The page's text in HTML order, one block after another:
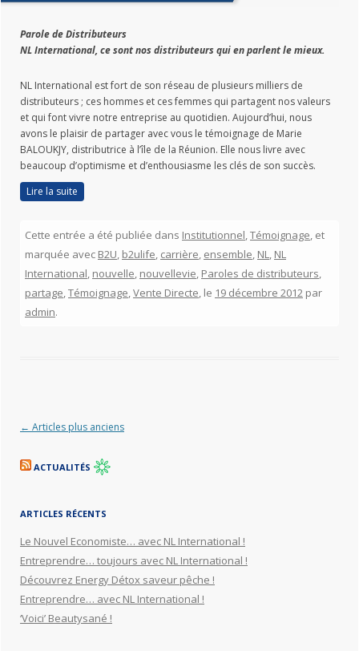
Parole de Distributeurs
NL International, ce sont nos distributeurs qui en parlent le mieux.
NL International est fort de son réseau de plusieurs milliers de
distributeurs ; ces hommes et ces femmes qui partagent nos valeurs
et qui font vivre notre entreprise au quotidien. Aujourd’hui, nous
avons le plaisir de partager avec vous le témoignage de Marie
BALOUKJY, distributrice à l’île de la Réunion. Elle nous livre avec
beaucoup d’optimisme et d’enthousiasme les clés de son succès.
Lire la suite
Cette entrée a été publiée dans Institutionnel,Témoignage, et
marquée avec B2U, b2ulife, carrière, ensemble, NL, NL
International, nouvelle, nouvellevie, Paroles de distributeurs,
partage,Témoignage,Vente Directe, le 19 décembre 2012 par
admin.
Navigation des articles
← Articles plus anciens
ACTUALITÉS
ARTICLES RÉCENTS
Le Nouvel Economiste… avec NL International !
Entreprendre… toujours avec NL International !
Découvrez Energy Détox saveur pêche !
Entreprendre… avec NL International !
‘Voici’ Beautysané !